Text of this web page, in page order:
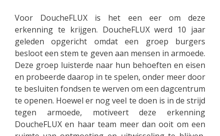
Voor DoucheFLUX is het een eer om deze
erkenning te krijgen. DoucheFLUX werd 10 jaar
geleden opgericht omdat een groep burgers
besloot een stem te geven aan mensen in armoede.
Deze groep luisterde naar hun behoeften en eisen
en probeerde daarop in te spelen, onder meer door
te besluiten fondsen te werven om een dagcentrum
te openen. Hoewel er nog veel te doen is in de strijd
tegen armoede, motiveert deze erkenning
DoucheFLUX en haar team meer dan ooit om een